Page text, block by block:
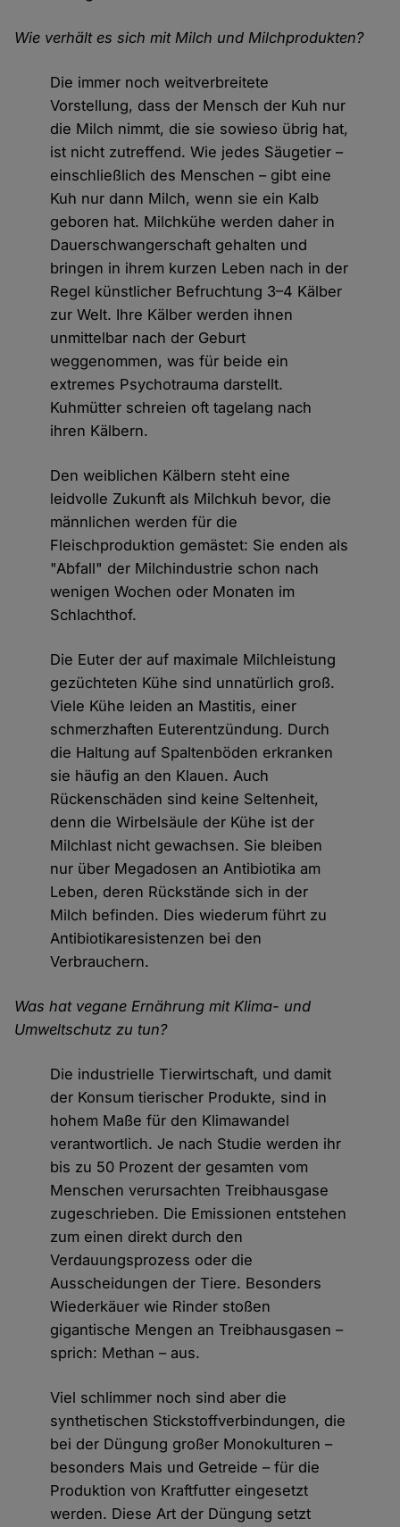
Wie verhält es sich mit Milch und Milchprodukten?
Die immer noch weitverbreitete
Vorstellung, dass der Mensch der Kuh nur
die Milch nimmt, die sie sowieso übrig hat,
ist nicht zutreffend. Wie jedes Säugetier –
einschließlich des Menschen – gibt eine
Kuh nur dann Milch, wenn sie ein Kalb
geboren hat. Milchkühe werden daher in
Dauerschwangerschaft gehalten und
bringen in ihrem kurzen Leben nach in der
Regel künstlicher Befruchtung 3–4 Kälber
zur Welt. Ihre Kälber werden ihnen
unmittelbar nach der Geburt
weggenommen, was für beide ein
extremes Psychotrauma darstellt.
Kuhmütter schreien oft tagelang nach
ihren Kälbern.
Den weiblichen Kälbern steht eine
leidvolle Zukunft als Milchkuh bevor, die
männlichen werden für die
Fleischproduktion gemästet: Sie enden als
"Abfall" der Milchindustrie schon nach
wenigen Wochen oder Monaten im
Schlachthof.
Die Euter der auf maximale Milchleistung
gezüchteten Kühe sind unnatürlich groß.
Viele Kühe leiden an Mastitis, einer
schmerzhaften Euterentzündung. Durch
die Haltung auf Spaltenböden erkranken
sie häufig an den Klauen. Auch
Rückenschäden sind keine Seltenheit,
denn die Wirbelsäule der Kühe ist der
Milchlast nicht gewachsen. Sie bleiben
nur über Megadosen an Antibiotika am
Leben, deren Rückstände sich in der
Milch befinden. Dies wiederum führt zu
Antibiotikaresistenzen bei den
Verbrauchern.
Was hat vegane Ernährung mit Klima- und
Umweltschutz zu tun?
Die industrielle Tierwirtschaft, und damit
der Konsum tierischer Produkte, sind in
hohem Maße für den Klimawandel
verantwortlich. Je nach Studie werden ihr
bis zu 50 Prozent der gesamten vom
Menschen verursachten Treibhausgase
zugeschrieben. Die Emissionen entstehen
zum einen direkt durch den
Verdauungsprozess oder die
Ausscheidungen der Tiere. Besonders
Wiederkäuer wie Rinder stoßen
gigantische Mengen an Treibhausgasen –
sprich: Methan – aus.
Viel schlimmer noch sind aber die
synthetischen Stickstoffverbindungen, die
bei der Düngung großer Monokulturen –
besonders Mais und Getreide – für die
Produktion von Kraftfutter eingesetzt
werden. Diese Art der Düngung setzt